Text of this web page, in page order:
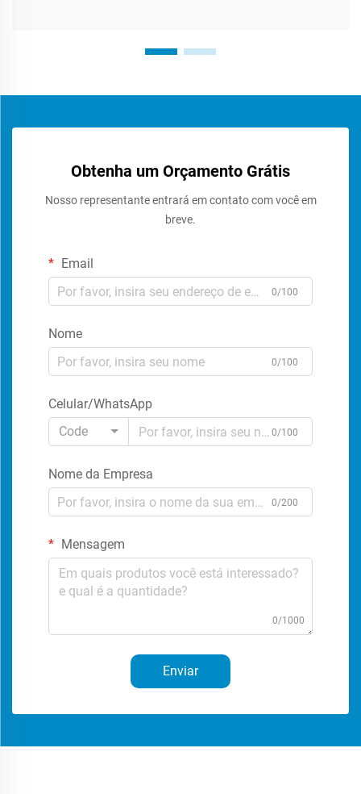
Obtenha um Orçamento Grátis
Nosso representante entrará em contato com você em
breve.
Email
0/100
Nome
0/100
Celular/WhatsApp
Code
0/100
Nome da Empresa
0/200
Mensagem
0/1000
Enviar